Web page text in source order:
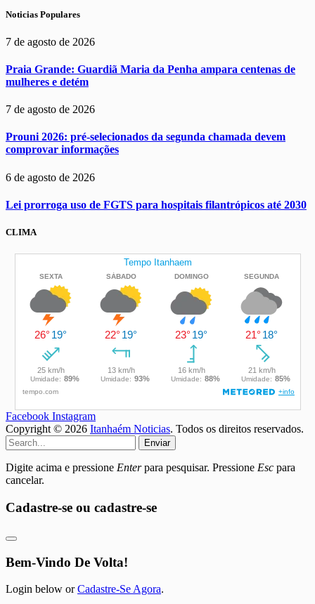
Noticias Populares
7 de agosto de 2026
Praia Grande: Guardiã Maria da Penha ampara centenas de
mulheres e detém
7 de agosto de 2026
Prouni 2026: pré-selecionados da segunda chamada devem
comprovar informações
6 de agosto de 2026
Lei prorroga uso de FGTS para hospitais filantrópicos até 2030
CLIMA
Facebook Instagram
Copyright © 2026 Itanhaém Noticias. Todos os direitos reservados.
Enviar
Digite acima e pressione Enterpara pesquisar. Pressione Esc para
cancelar.
Cadastre-se ou cadastre-se
Bem-Vindo De Volta!
Login below orCadastre-Se Agora.